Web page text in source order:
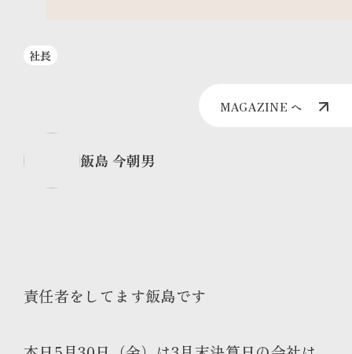
社長
MAGAZINE へ
飯島 今朝男
責任者をしてます飯島です